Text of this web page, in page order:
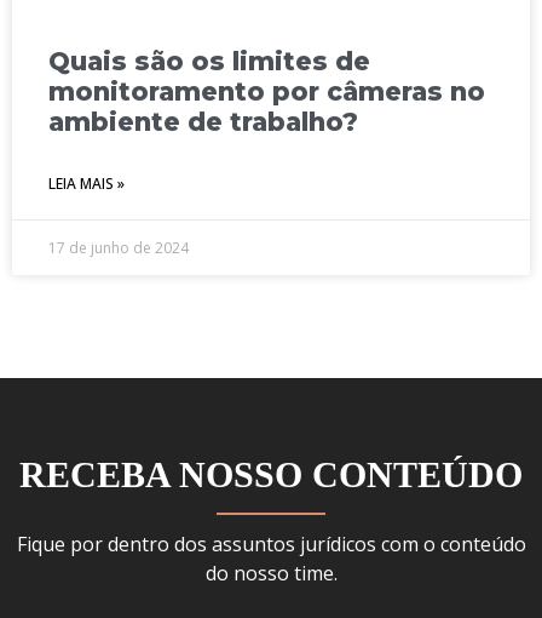
Quais são os limites de
monitoramento por câmeras no
ambiente de trabalho?
LEIA MAIS »
17 de junho de 2024
RECEBA NOSSO CONTEÚDO
Fique por dentro dos assuntos jurídicos com o conteúdo
do nosso time.